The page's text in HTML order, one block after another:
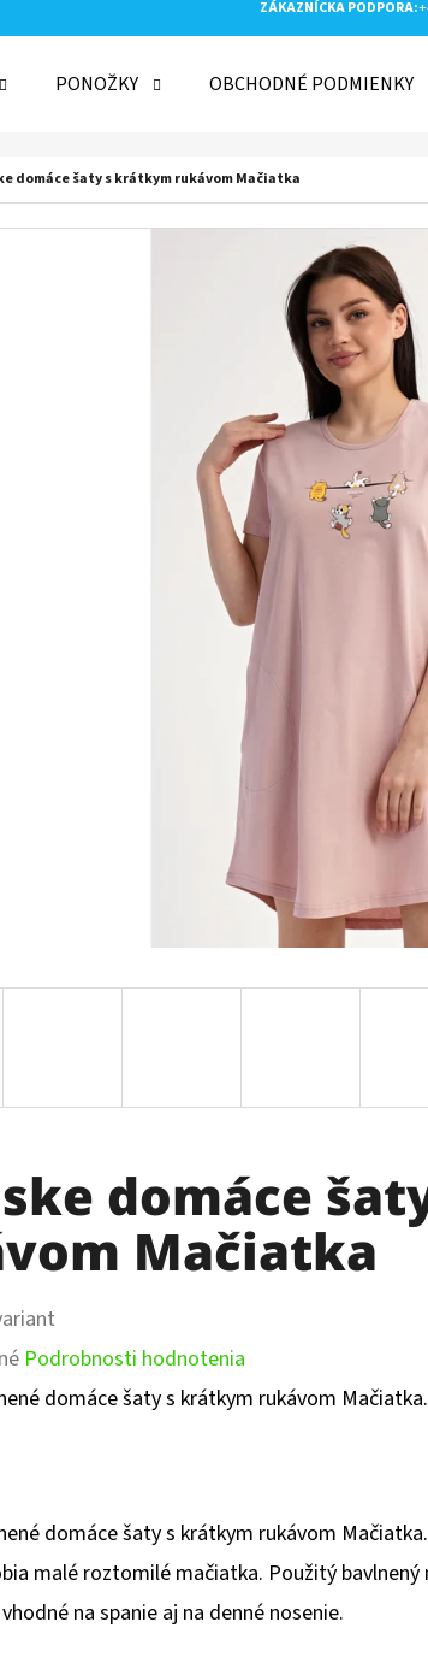
ZÁKAZNÍCKA PODPORA:
PONOŽKY OBCHODNÉ PODMIENKY
domáce šaty s krátkym rukávom Mačiatka
domáce
Mačiatka
Podrobnosti hodnotenia
domáce šaty s krátkym rukávom Mačiatka.
domáce šaty s krátkym rukávom
malé roztomilé mačiatka. Použitý
na spanie aj na denné nosenie.
DÁMSKE DOMÁCE